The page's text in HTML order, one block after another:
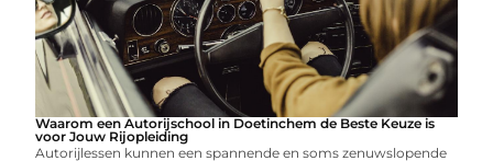
Waarom een Autorijschool in Doetinchem de Beste Keuze is
voor Jouw Rijopleiding
Autorijlessen kunnen een spannende en soms zenuwslopende